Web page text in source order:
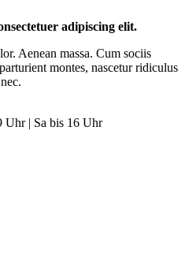
adipiscing elit.
Aenean massa. Cum sociis
montes, nascetur ridiculus
Uhr | Sa bis 16 Uhr